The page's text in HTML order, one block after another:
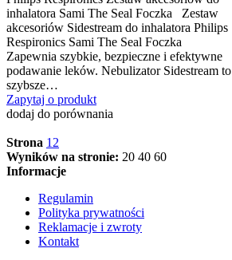
inhalatora Sami The Seal Foczka Zestaw
akcesoriów Sidestream do inhalatora Philips
Respironics Sami The Seal Foczka
Zapewnia szybkie, bezpieczne i efektywne
podawanie leków. Nebulizator Sidestream to
szybsze…
Zapytaj o produkt
dodaj do porównania
Strona 1 2
Wyników na stronie: 20 40 60
Informacje
Regulamin
Polityka prywatności
Reklamacje i zwroty
Kontakt